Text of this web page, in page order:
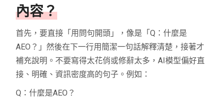
內容？
首先，要直接「用問句開頭」，像是「Q：什麼是
AEO？」然後在下一行用簡潔一句話解釋清楚，接著才
補充說明。不要寫得太花俏或修辭太多，AI模型偏好直
接、明確、資訊密度高的句子。例如：
Q：什麼是AEO？